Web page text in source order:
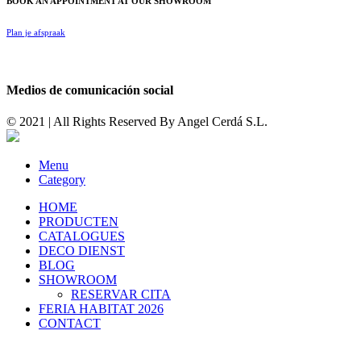
Plan je afspraak
Medios de comunicación social
© 2021 | All Rights Reserved By Angel Cerdá S.L.
Menu
Category
HOME
PRODUCTEN
CATALOGUES
DECO DIENST
BLOG
SHOWROOM
RESERVAR CITA
FERIA HABITAT 2026
CONTACT